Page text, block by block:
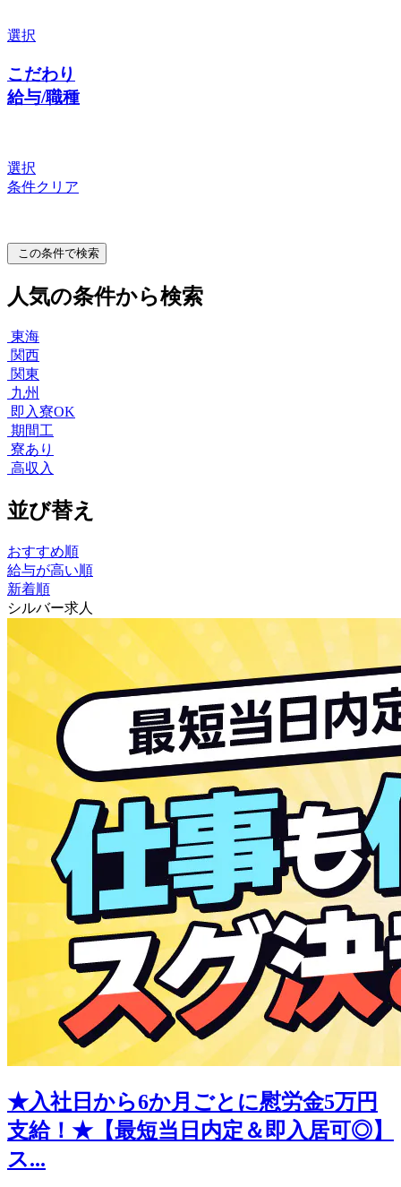
選択
こだわり
給与/職種
選択
条件クリア
この条件で検索
人気の条件から検索
東海
関西
関東
九州
即入寮OK
期間工
寮あり
高収入
並び替え
おすすめ順
給与が高い順
新着順
シルバー求人
★入社日から6か月ごとに慰労金5万円
支給！★【最短当日内定＆即入居可◎】
ス...